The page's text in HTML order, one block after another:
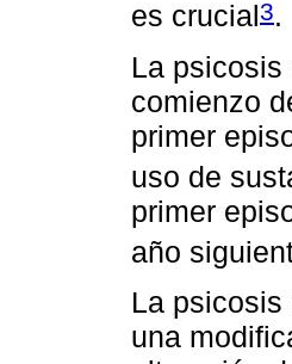
es crucial3.
La
comienzo
primer
uso de
primer
año
La
una